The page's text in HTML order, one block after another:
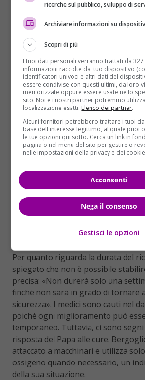
I rischi e le
Uno dei maggiori rischi per il Papa
sepsi, una complicazione critica
diffusione dei germi nel sangue.
«Il Papa è consapevole del
è particolarmente preoccupante,
e la salute complessiva di Bergoglio.
presenti nelle vie respiratorie
sangue, potrebbe svilupparsi una
La durata del
prospettive
Per quanto riguarda la durata del
spiegato che non è possibile
precisa: «Non durerà solo una
finché non sarà in grado di tornare
sicurezza». I medici sono cauti nel
poiché ogni miglioramento può
temporaneo. Tuttavia, ci sono
risposta del Papa alle cure.
attaccato a macchinari e utilizza
ossigeno quando necessario, un
della sua situazione.
ricerche sul pubblico, sviluppo di
Archiviare informazioni su
Scopri di più
I tuoi dati personali verranno trattati da
informazioni raccolte dal tuo dispositivo
identificatori univoci e altri dati del
essere condivise con questi ultimi, da loro
memorizzate oppure essere usate nello
sito. Noi e i nostri partner potremmo
localizzazione esatti. Elenco dei partner.
Alcuni fornitori potrebbero trattare i tuoi
base dell'interesse legittimo, al quale puoi
le tue opzioni qui sotto. Cerca un link in
pagina o nel menu del sito per gestire o
nelle impostazioni della privacy e dei
Acconsenti
Nega il consenso
Gestisci le opzioni